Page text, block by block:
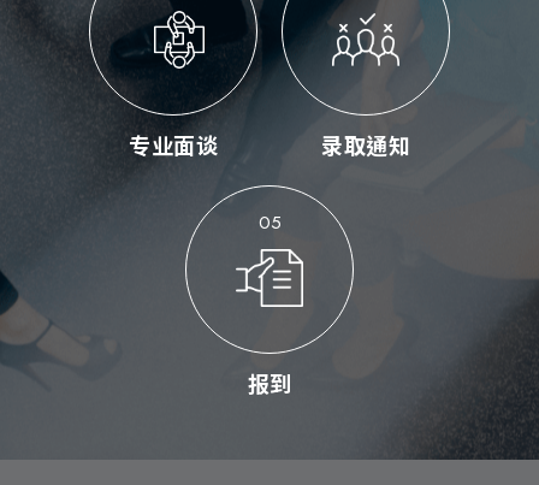
专业面谈 录取通知
05
报到